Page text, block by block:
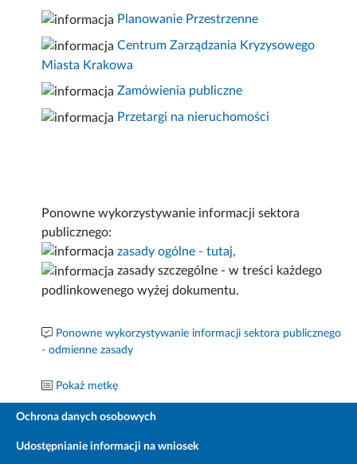
Planowanie Przestrzenne
Centrum Zarządzania Kryzysowego
Miasta Krakowa
Zamówienia publiczne
Przetargi na nieruchomości
Ponowne wykorzystywanie informacji sektora
publicznego:
zasady ogólne - tutaj,
zasady szczególne - w treści każdego
podlinkowenego wyżej dokumentu.
Ponowne wykorzystywanie informacji sektora publicznego
- odmienne zasady
Pokaż metkę
Ochrona danych osobowych
Udostępnianie informacji na wniosek